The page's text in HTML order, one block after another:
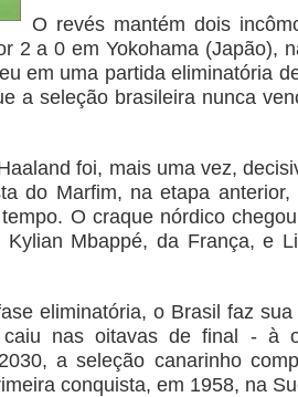
O revés mantém dois
2 a 0 em Yokohama (Japão),
em uma partida eliminatória
a seleção brasileira nunca
foi, mais uma vez,
do Marfim, na etapa anterior,
O craque nórdico
Mbappé, da França, e
eliminatória, o Brasil faz
nas oitavas de final - à
a seleção canarinho
conquista, em 1958, na